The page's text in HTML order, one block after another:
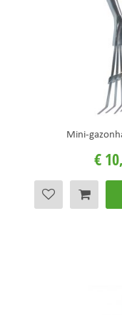
Mini-
€ 10